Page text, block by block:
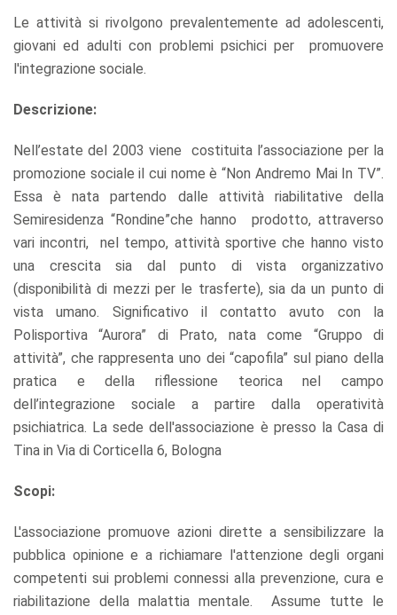
Le attività si rivolgono prevalentemente ad adolescenti,
giovani ed adulti con problemi psichici per promuovere
l'integrazione sociale.
Descrizione:
Nell’estate del 2003 viene costituita l’associazione per la
promozione sociale il cui nome è “Non Andremo Mai In TV”.
Essa è nata partendo dalle attività riabilitative della
Semiresidenza “Rondine”che hanno prodotto, attraverso
vari incontri, nel tempo, attività sportive che hanno visto
una crescita sia dal punto di vista organizzativo
(disponibilità di mezzi per le trasferte), sia da un punto di
vista umano. Significativo il contatto avuto con la
Polisportiva “Aurora” di Prato, nata come “Gruppo di
attività”, che rappresenta uno dei “capofila” sul piano della
pratica e della riflessione teorica nel campo
dell’integrazione sociale a partire dalla operatività
psichiatrica. La sede dell'associazione è presso la Casa di
Tina in Via di Corticella 6, Bologna
Scopi:
L'associazione promuove azioni dirette a sensibilizzare la
pubblica opinione e a richiamare l'attenzione degli organi
competenti sui problemi connessi alla prevenzione, cura e
riabilitazione della malattia mentale. Assume tutte le